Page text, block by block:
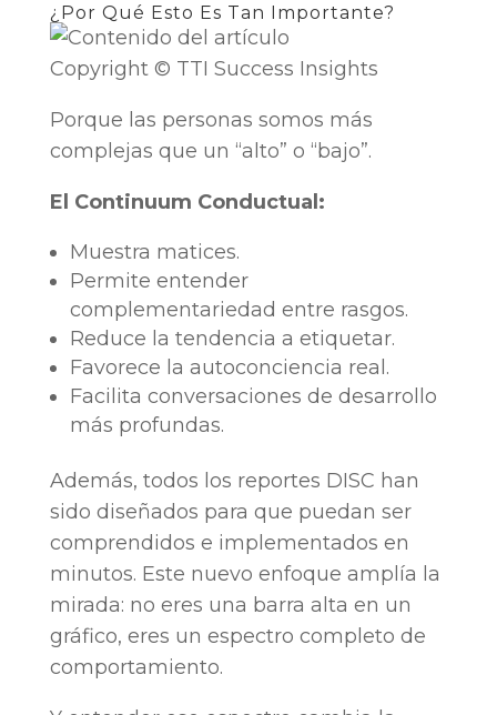
¿Por Qué Esto Es Tan Importante?
Copyright © TTI Success Insights
Porque las personas somos más
complejas que un “alto” o “bajo”.
El Continuum Conductual:
Muestra matices.
Permite entender
complementariedad entre rasgos.
Reduce la tendencia a etiquetar.
Favorece la autoconciencia real.
Facilita conversaciones de desarrollo
más profundas.
Además, todos los reportes DISC han
sido diseñados para que puedan ser
comprendidos e implementados en
minutos. Este nuevo enfoque amplía la
mirada: no eres una barra alta en un
gráfico, eres un espectro completo de
comportamiento.